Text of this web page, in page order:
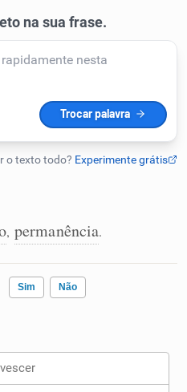
, permanência.
Sim Não
me ajudou